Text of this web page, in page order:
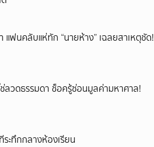
แฟนคลับแห่ทัก “นายห้าง” เฉลยสาเหตุชัด!
ลวดธรรมดา ช็อครู้ซ่อนมูลค่ามหาศาล!
ะทึกกลางห้องเรียน